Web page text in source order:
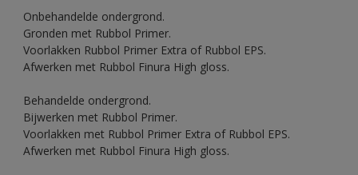
Onbehandelde ondergrond.
Gronden met Rubbol Primer.
Voorlakken Rubbol Primer Extra of Rubbol EPS.
Afwerken met Rubbol Finura High gloss.
Behandelde ondergrond.
Bijwerken met Rubbol Primer.
Voorlakken met Rubbol Primer Extra of Rubbol EPS.
Afwerken met Rubbol Finura High gloss.